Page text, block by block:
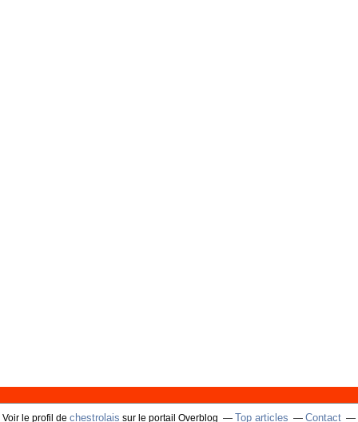
Voir le profil de chestrolais sur le portail Overblog Top articles Contact